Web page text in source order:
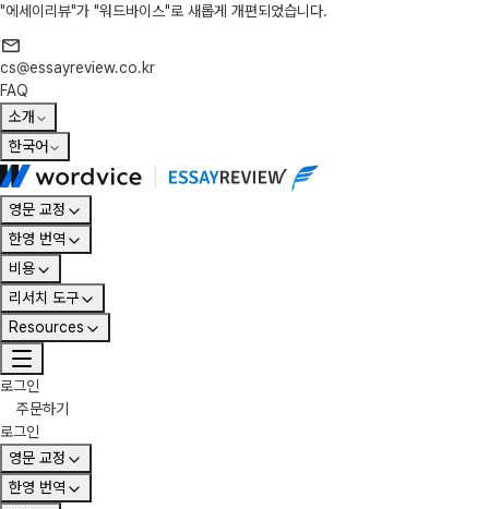
"에세이리뷰"가 "워드바이스"로 새롭게 개편되었습니다.
cs@essayreview.co.kr
FAQ
소개
한국어
영문 교정
한영 번역
비용
리서치 도구
Resources
로그인
주문하기
로그인
영문 교정
한영 번역